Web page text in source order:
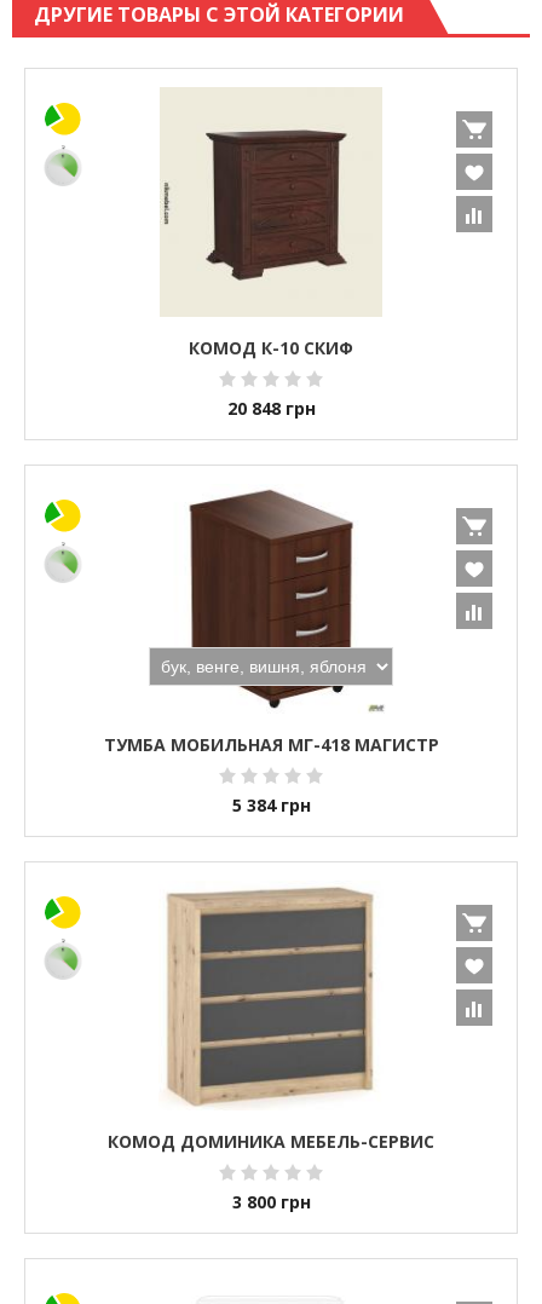
ДРУГИЕ ТОВАРЫ С ЭТОЙ КАТЕГОРИИ
КОМОД К-10 СКИФ
20 848 грн
ТУМБА МОБИЛЬНАЯ МГ-418 МАГИСТР
5 384 грн
КОМОД ДОМИНИКА МЕБЕЛЬ-СЕРВИС
3 800 грн